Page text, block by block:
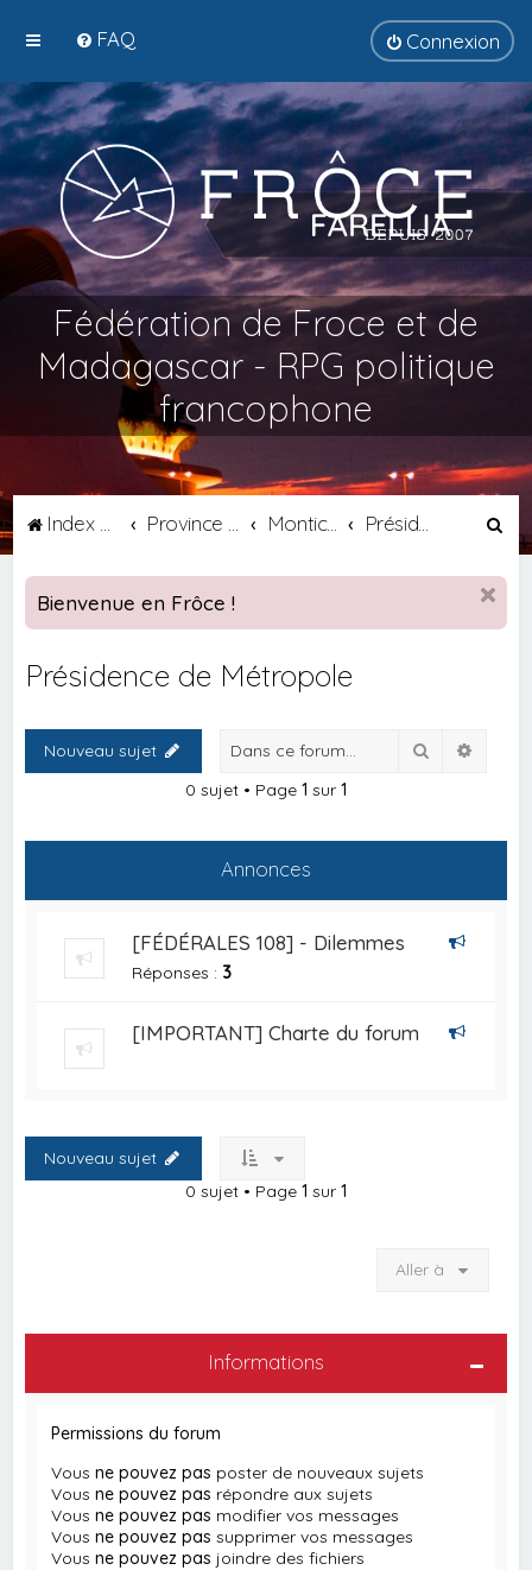
FAQ Connexion
Fédération de Froce et de
Madagascar - RPG politique
francophone
Index du forum Monticello
c
h
Bienvenue en Frôce !
Présidence de Métropole
Nouveau sujet Rechercher
0 sujet • Page 1 sur 1
Annonces
[FÉDÉRALES 108] - Dilemmes
Réponses : 3
[IMPORTANT] Charte du forum
Nouveau sujet
0 sujet • Page 1 sur 1
Aller à
Informations
Permissions du forum
Vousne pouvez pas poster de nouveaux sujets
Vousne pouvez pas répondre aux sujets
Vousne pouvez pas modifier vos messages
Vousne pouvez pas supprimer vos messages
Vousne pouvez pas joindre des fichiers